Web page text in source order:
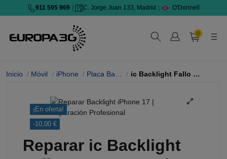
911 595 969 C. Jorge Juan 133, Madrid O'Donnell
0
Inicio Móvil iPhone Placa Base iPhone ic Backlight Fallo No Imagen 17
¡En oferta!
-10,00 €
Reparar ic Backlight